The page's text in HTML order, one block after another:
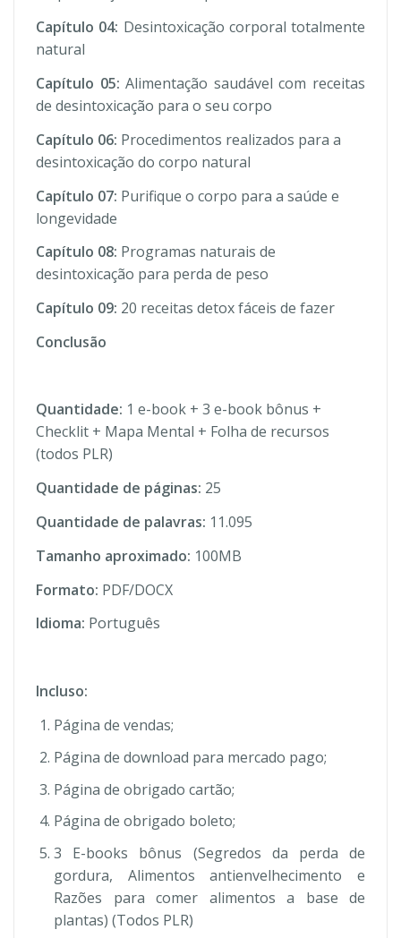
Capítulo 04: Desintoxicação corporal totalmente
natural
Capítulo 05: Alimentação saudável com receitas
de desintoxicação para o seu corpo
Capítulo 06: Procedimentos realizados para a
desintoxicação do corpo natural
Capítulo 07: Purifique o corpo para a saúde e
longevidade
Capítulo 08: Programas naturais de
desintoxicação para perda de peso
Capítulo 09: 20 receitas detox fáceis de fazer
Conclusão
Quantidade: 1 e-book + 3 e-book bônus +
Checklit + Mapa Mental + Folha de recursos
(todos PLR)
Quantidade de páginas: 25
Quantidade de palavras: 11.095
Tamanho aproximado: 100MB
Formato: PDF/DOCX
Idioma: Português
Incluso:
Página de vendas;
Página de download para mercado pago;
Página de obrigado cartão;
Página de obrigado boleto;
3 E-books bônus (Segredos da perda de
gordura, Alimentos antienvelhecimento e
Razões para comer alimentos a base de
plantas) (Todos PLR)